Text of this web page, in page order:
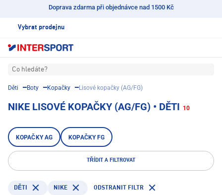
Doprava zdarma při objednávce nad 1500 Kč
Vybrat prodejnu
Co hledáte?
Děti Boty Kopačky Lisové kopačky (AG/FG)
NIKE LISOVÉ KOPAČKY (AG/FG) • DĚTI 10
KOPAČKY AG KOPAČKY FG
TŘÍDIT A FILTROVAT
DĚTI NIKE ODSTRANIT FILTR